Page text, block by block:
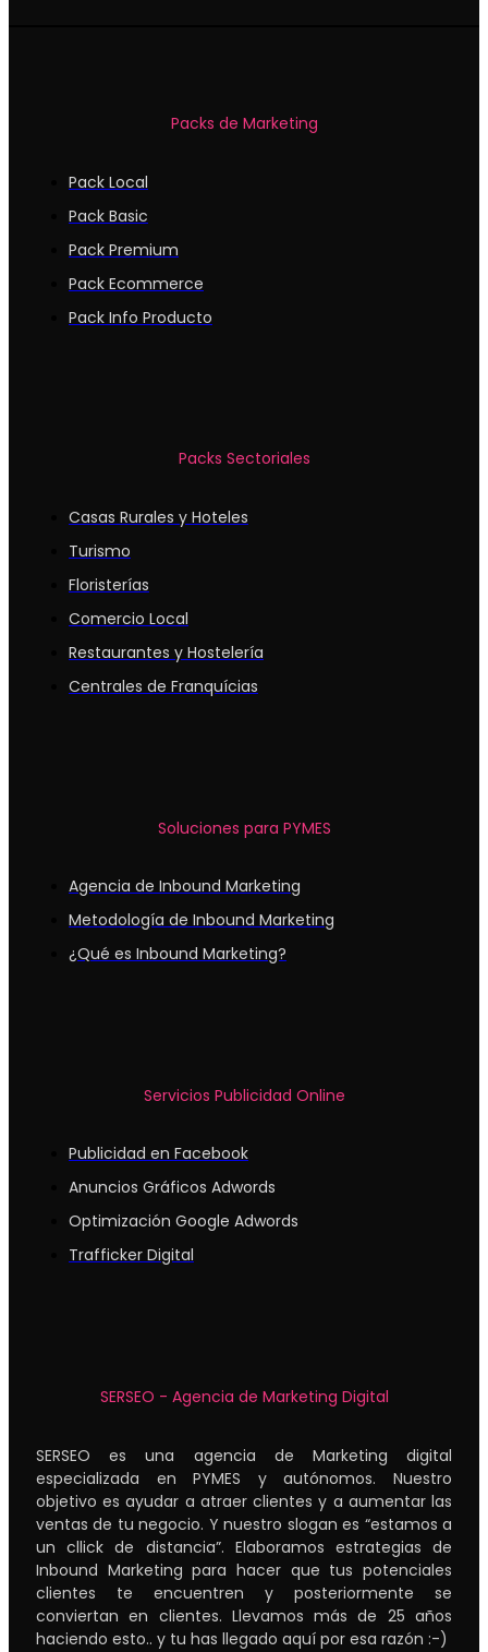
Packs de Marketing
Pack Local
Pack Basic
Pack Premium
Pack Ecommerce
Pack Info Producto
Packs Sectoriales
Casas Rurales y Hoteles
Turismo
Floristerías
Comercio Local
Restaurantes y Hostelería
Centrales de Franquícias
Soluciones para PYMES
Agencia de Inbound Marketing
Metodología de Inbound Marketing
¿Qué es Inbound Marketing?
Servicios Publicidad Online
Publicidad en Facebook
Anuncios Gráficos Adwords
Optimización Google Adwords
Trafficker Digital
SERSEO - Agencia de Marketing Digital
SERSEO es una agencia de Marketing digital
especializada en PYMES y autónomos. Nuestro
objetivo es ayudar a atraer clientes y a aumentar las
ventas de tu negocio. Y nuestro slogan es “estamos a
un cllick de distancia”. Elaboramos estrategias de
Inbound Marketing para hacer que tus potenciales
clientes te encuentren y posteriormente se
conviertan en clientes. Llevamos más de 25 años
haciendo esto.. y tu has llegado aquí por esa razón :-)